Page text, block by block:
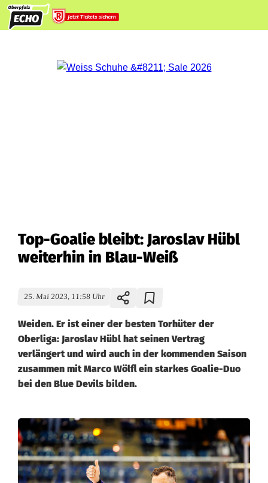
Top-Goalie bleibt: Jaroslav Hübl
weiterhin in Blau-Weiß
25. Mai 2023, 11:58 Uhr
Weiden. Er ist einer der besten Torhüter der
Oberliga: Jaroslav Hübl hat seinen Vertrag
verlängert und wird auch in der kommenden Saison
zusammen mit Marco Wölfl ein starkes Goalie-Duo
bei den Blue Devils bilden.
T
o
p